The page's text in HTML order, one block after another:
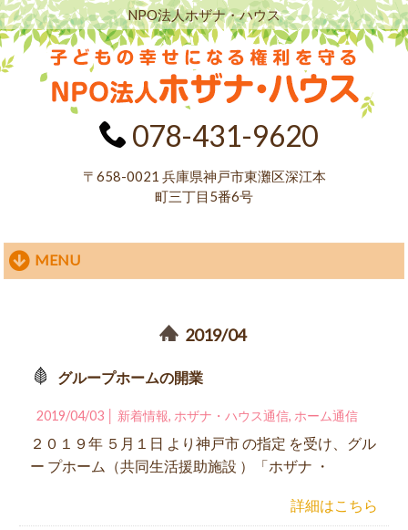
NPO法人ホザナ・ハウス
078-431-9620
〒658-0021 兵庫県神戸市東灘区深江本
町三丁目5番6号
MENU
2019/04
グループホームの開業
2019/04/03 │ 新着情報,ホザナ・ハウス通信,ホーム通信
２０１９年 ５月１日 より神戸市 の指定 を受け、グル
ー プホーム（共同生活援助施設 ）「ホザナ ・
詳細はこちら